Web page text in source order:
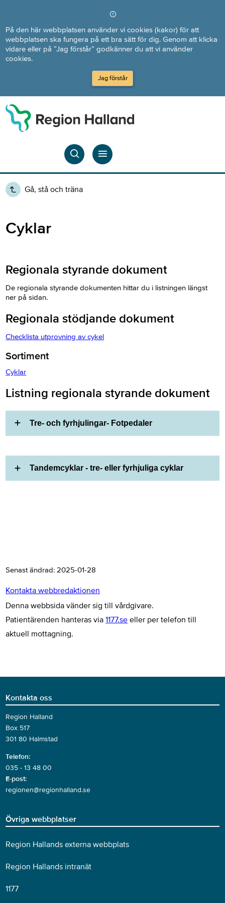
På den här webbplatsen använder vi cookies (kakor) för att
webbplatsen ska fungera på ett bra sätt för dig. Genom att klicka
vidare eller på ”Jag förstår” godkänner du att vi använder
cookies.
Jag förstår
Gå, stå och träna
Cyklar
Regionala styrande dokument
De regionala styrande dokumenten hittar du i listningen längst
ner på sidan.
Regionala stödjande dokument
Checklista utprovning av cykel
Sortiment
Cyklar
Listning regionala styrande dokument
Tre- och fyrhjulingar- Fotpedaler
Tandemcyklar - tre- eller fyrhjuliga cyklar
Senast ändrad:2025-01-28
Kontakta webbredaktionen
Denna webbsida vänder sig till vårdgivare.
Patientärenden hanteras via1177.se eller per telefon till
aktuell mottagning.
Kontakta oss
Region Halland
Box 517
301 80 Halmstad
Telefon:
035 - 13 48 00
E-post:
regionen@regionhalland.se
Övriga webbplatser
Region Hallands externa webbplats
Region Hallands intranät
1177